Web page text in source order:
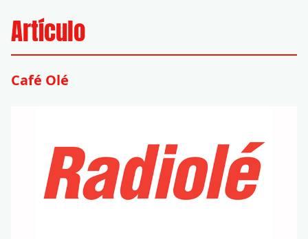
Artículo
Café Olé